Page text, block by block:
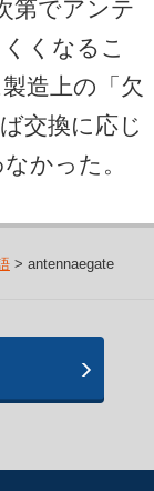
第でアンテ
くなるこ
造上の「欠
交換に応じ
かった。
> antennaegate